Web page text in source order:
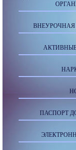
ВНЕУРОЧНАЯ
ПАСПОРТ